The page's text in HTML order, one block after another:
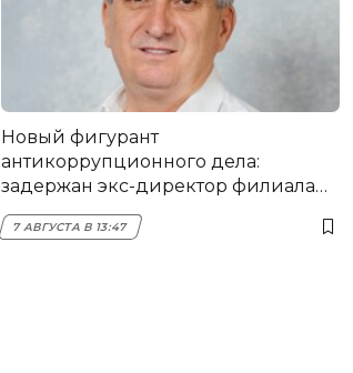
Новый фигурант
антикоррупционного дела:
задержан экс-директор филиала
НЭСК Крымска
7 АВГУСТА В 13:47